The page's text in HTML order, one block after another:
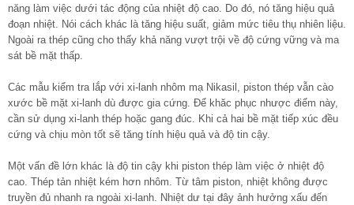
năng làm việc dưới tác động của nhiệt độ cao. Do đó, nó tăng hiệu quả
đoạn nhiệt. Nói cách khác là tăng hiệu suất, giảm mức tiêu thụ nhiên liệu.
Ngoài ra thép cũng cho thấy khả năng vượt trội về độ cứng vững và ma
sát bề mặt thấp.
Các mẫu kiểm tra lắp với xi-lanh nhôm mạ Nikasil, piston thép vẫn cào
xước bề mặt xi-lanh dù được gia cứng. Để khăc phục nhược điểm này,
cần sử dụng xi-lanh thép hoặc gang đúc. Khi cả hai bề mặt tiếp xúc đều
cứng và chịu mòn tốt sẽ tăng tính hiệu quả và độ tin cậy.
Một vấn đề lớn khác là độ tin cậy khi piston thép làm việc ở nhiệt độ
cao. Thép tản nhiệt kém hơn nhôm. Từ tâm piston, nhiệt không được
truyền đủ nhanh ra ngoài xi-lanh. Nhiệt dư tại đây ảnh hưởng xấu đến